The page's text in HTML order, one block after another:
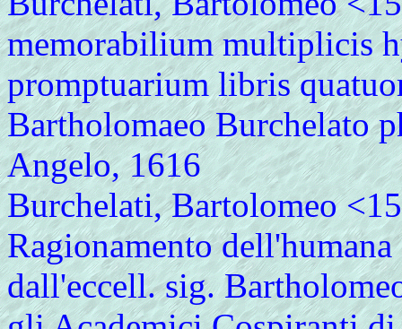
memorabilium multiplicis
promptuarium libris
Bartholomaeo Burchelato
Angelo, 1616
Burchelati, Bartolomeo
Ragionamento
dall'eccell. sig.